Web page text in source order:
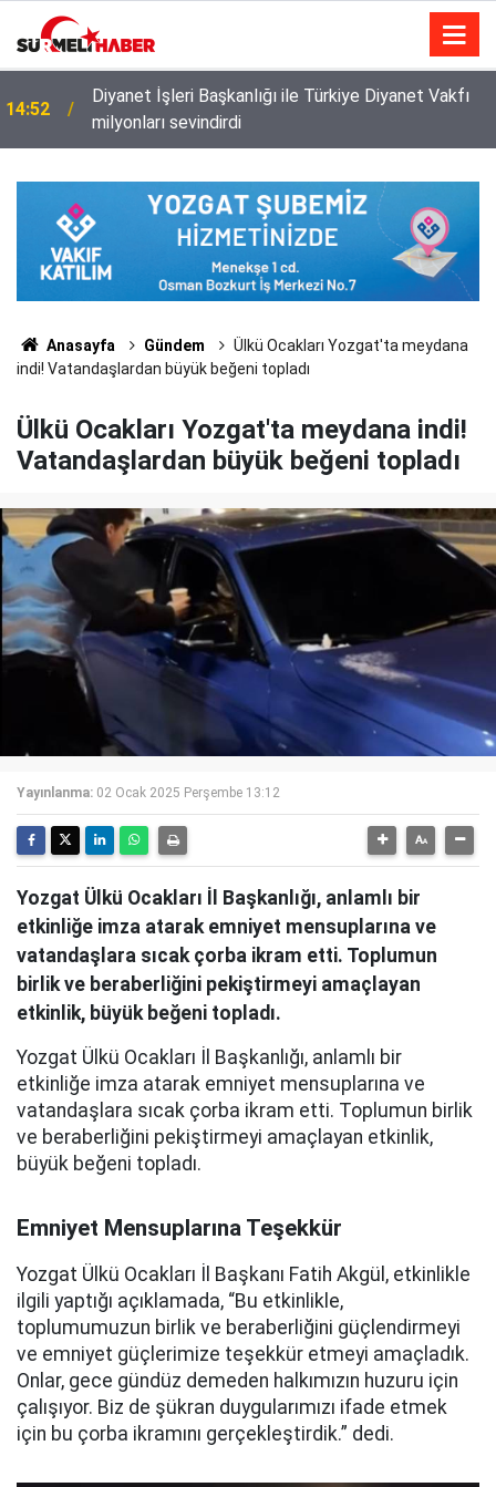
14:52
Diyanet İşleri Başkanlığı ile Türkiye Diyanet Vakfı
milyonları sevindirdi
Anasayfa Gündem
Ülkü Ocakları Yozgat'ta meydana
indi! Vatandaşlardan büyük beğeni topladı
Ülkü Ocakları Yozgat'ta meydana indi!
Vatandaşlardan büyük beğeni topladı
Yayınlanma: 02 Ocak 2025 Perşembe 13:12
Yozgat Ülkü Ocakları İl Başkanlığı, anlamlı bir
etkinliğe imza atarak emniyet mensuplarına ve
vatandaşlara sıcak çorba ikram etti. Toplumun
birlik ve beraberliğini pekiştirmeyi amaçlayan
etkinlik, büyük beğeni topladı.
Yozgat Ülkü Ocakları İl Başkanlığı, anlamlı bir
etkinliğe imza atarak emniyet mensuplarına ve
vatandaşlara sıcak çorba ikram etti. Toplumun birlik
ve beraberliğini pekiştirmeyi amaçlayan etkinlik,
büyük beğeni topladı.
Emniyet Mensuplarına Teşekkür
Yozgat Ülkü Ocakları İl Başkanı Fatih Akgül, etkinlikle
ilgili yaptığı açıklamada, “Bu etkinlikle,
toplumumuzun birlik ve beraberliğini güçlendirmeyi
ve emniyet güçlerimize teşekkür etmeyi amaçladık.
Onlar, gece gündüz demeden halkımızın huzuru için
çalışıyor. Biz de şükran duygularımızı ifade etmek
için bu çorba ikramını gerçekleştirdik.” dedi.